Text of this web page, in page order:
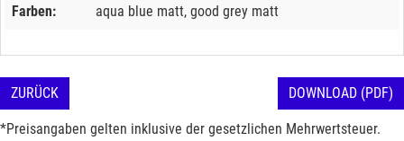
Farben: aqua blue matt, good grey matt
ZURÜCK DOWNLOAD (PDF)
*Preisangaben gelten inklusive der gesetzlichen Mehrwertsteuer.